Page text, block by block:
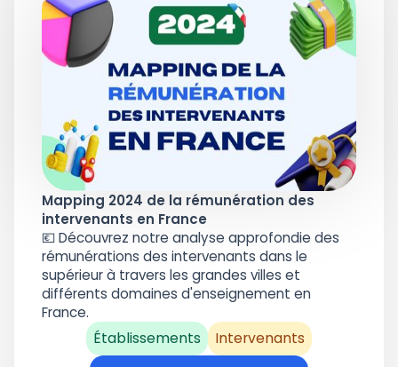
Mapping 2024 de la rémunération des
intervenants en France
💶 Découvrez notre analyse approfondie des
rémunérations des intervenants dans le
supérieur à travers les grandes villes et
différents domaines d'enseignement en
France.
Établissements
Intervenants